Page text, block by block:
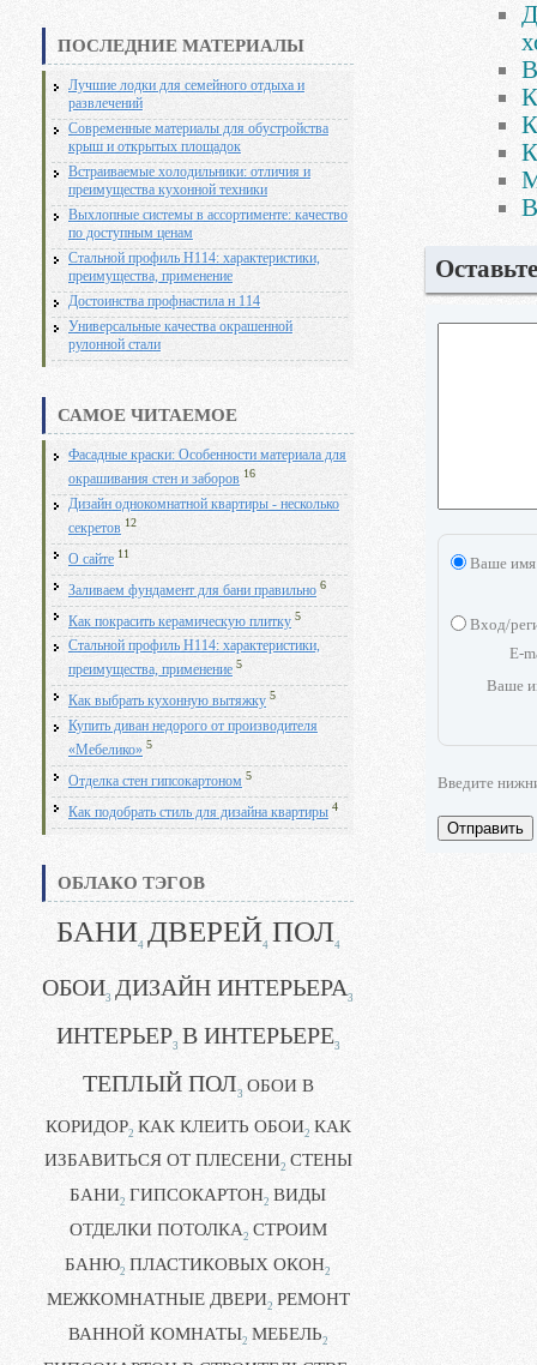
ПОСЛЕДНИЕ МАТЕРИАЛЫ
Лучшие лодки для семейного отдыха и
развлечений
Современные материалы для обустройства
крыш и открытых площадок
Встраиваемые холодильники: отличия и
преимущества кухонной техники
Выхлопные системы в ассортименте: качество
по доступным ценам
Стальной профиль Н114: характеристики,
преимущества, применение
Достоинства профнастила н 114
Универсальные качества окрашенной
рулонной стали
САМОЕ ЧИТАЕМОЕ
Фасадные краски: Особенности материала для
окрашивания стен и заборов 16
Дизайн однокомнатной квартиры - несколько
секретов 12
О сайте 11
Заливаем фундамент для бани правильно 6
Как покрасить керамическую плитку 5
Стальной профиль Н114: характеристики,
преимущества, применение 5
Как выбрать кухонную вытяжку 5
Купить диван недорого от производителя
«Мебелико» 5
Отделка стен гипсокартоном 5
Как подобрать стиль для дизайна квартиры 4
ОБЛАКО ТЭГОВ
БАНИ4 ДВЕРЕЙ4 ПОЛ4
ОБОИ3 ДИЗАЙН ИНТЕРЬЕРА3
ИНТЕРЬЕР3 В ИНТЕРЬЕРЕ3
ТЕПЛЫЙ ПОЛ3 ОБОИ В
КОРИДОР2 КАК КЛЕИТЬ ОБОИ2 КАК
ИЗБАВИТЬСЯ ОТ ПЛЕСЕНИ2 СТЕНЫ
БАНИ2 ГИПСОКАРТОН2 ВИДЫ
ОТДЕЛКИ ПОТОЛКА2 СТРОИМ
БАНЮ2 ПЛАСТИКОВЫХ ОКОН2
МЕЖКОМНАТНЫЕ ДВЕРИ2 РЕМОНТ
ВАННОЙ КОМНАТЫ2 МЕБЕЛЬ2
Ваше имя
Вход/
E-
Ваше
Введите
Отправить